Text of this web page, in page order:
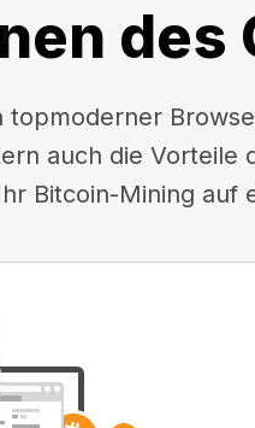
des
topmoderner
auch die
Bitcoin-Mining auf